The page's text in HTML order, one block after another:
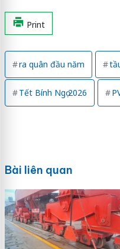
Print
ra quân đầu năm
Tết Bính Ngọ 2026
Bài liên quan